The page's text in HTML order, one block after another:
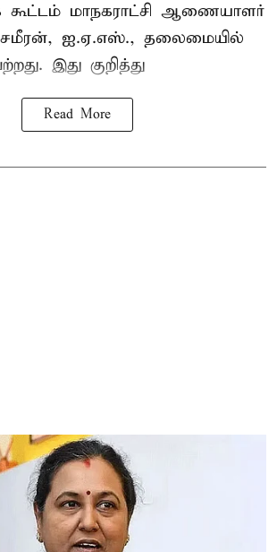
மாநகராட்சி ஆணையாளர்
ஐ.ஏ.எஸ்., தலைமையில்
இது குறித்து
Read More